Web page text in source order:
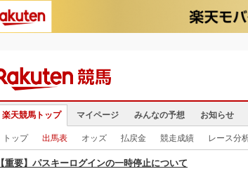
楽天競馬トップ マイページ みんなの予想 お知らせ
トップ 出馬表 オッズ 払戻金 競走成績 レース分
【重要】パスキーログインの一時停止について